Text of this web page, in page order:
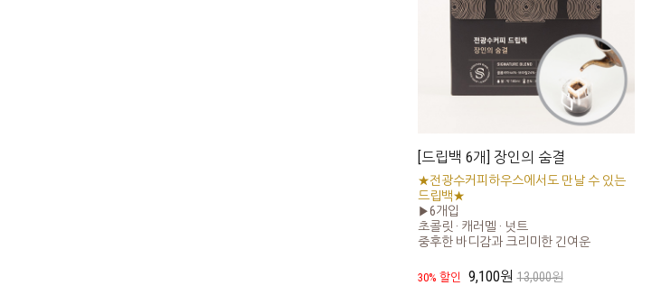
[드립백 6개] 장인의 숨결
★전광수커피하우스에서도 만날 수 있는
드립백★
▶6개입
초콜릿 · 캐러멜 · 넛트
중후한 바디감과 크리미한 긴여운
30% 할인 9,100원 13,000원